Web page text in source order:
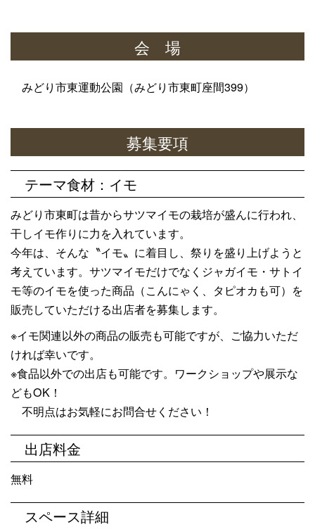
会 場
みどり市東運動公園（みどり市東町座間399）
募集要項
テーマ食材：イモ
みどり市東町は昔からサツマイモの栽培が盛んに行われ、
干しイモ作りに力を入れています。
今年は、そんな〝イモ〟に着目し、祭りを盛り上げようと
考えています。サツマイモだけでなくジャガイモ・サトイ
モ等のイモを使った商品（こんにゃく、タピオカも可）を
販売していただける出店者を募集します。
※イモ関連以外の商品の販売も可能ですが、ご協力いただ
ければ幸いです。
※食品以外での出店も可能です。ワークショップや展示な
どもOK！
不明点はお気軽にお問合せください！
出店料金
無料
スペース詳細